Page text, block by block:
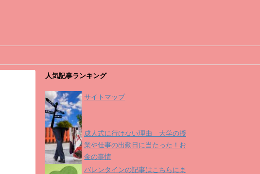
人気記事ランキング
サイトマップ
成人式に行けない理由 大学の授
業や仕事の出勤日に当たった！お
金の事情
バレンタインの記事はこちらにま